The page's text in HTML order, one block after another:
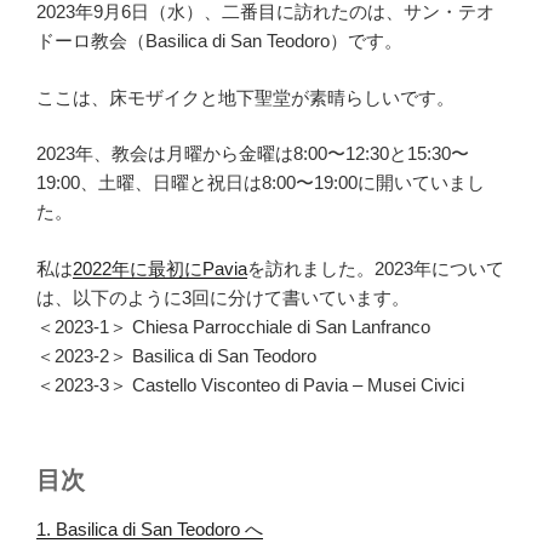
2023年9月6日（水）、二番目に訪れたのは、サン・テオ
ドーロ教会（Basilica di San Teodoro）です。
ここは、床モザイクと地下聖堂が素晴らしいです。
2023年、教会は月曜から金曜は8:00〜12:30と15:30〜
19:00、土曜、日曜と祝日は8:00〜19:00に開いていまし
た。
私は2022年に最初にPaviaを訪れました。2023年について
は、以下のように3回に分けて書いています。
＜2023-1＞ Chiesa Parrocchiale di San Lanfranco
＜2023-2＞ Basilica di San Teodoro
＜2023-3＞ Castello Visconteo di Pavia – Musei Civici
目次
1. Basilica di San Teodoro へ